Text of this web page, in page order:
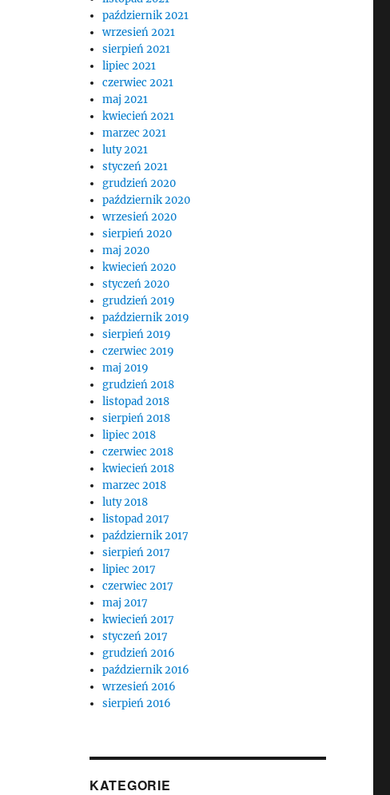
październik 2021
wrzesień 2021
sierpień 2021
lipiec 2021
czerwiec 2021
maj 2021
kwiecień 2021
marzec 2021
luty 2021
styczeń 2021
grudzień 2020
październik 2020
wrzesień 2020
sierpień 2020
maj 2020
kwiecień 2020
styczeń 2020
grudzień 2019
październik 2019
sierpień 2019
czerwiec 2019
maj 2019
grudzień 2018
listopad 2018
sierpień 2018
lipiec 2018
czerwiec 2018
kwiecień 2018
marzec 2018
luty 2018
listopad 2017
październik 2017
sierpień 2017
lipiec 2017
czerwiec 2017
maj 2017
kwiecień 2017
styczeń 2017
grudzień 2016
październik 2016
wrzesień 2016
sierpień 2016
KATEGORIE